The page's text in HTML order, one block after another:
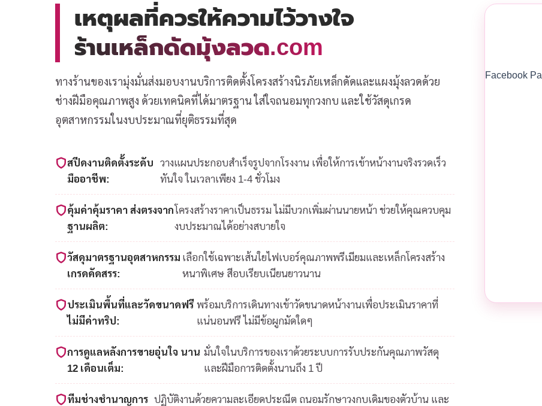
เหตุผลที่ควรให้ความไว้วางใจ
ร้านเหล็กดัดมุ้งลวด.com
ทางร้านของเรามุ่งมั่นส่งมอบงานบริการติดตั้งโครงสร้างนิรภัยเหล็กดัดและแผงมุ้งลวดด้วย
ช่างฝีมือคุณภาพสูง ด้วยเทคนิคที่ได้มาตรฐาน ใส่ใจถนอมทุกวงกบ และใช้วัสดุเกรด
อุตสาหกรรมในงบประมาณที่ยุติธรรมที่สุด
สปีดงานติดตั้งระดับ
มืออาชีพ:
วางแผนประกอบสำเร็จรูปจากโรงงาน เพื่อให้การเข้าหน้างานจริงรวดเร็ว
ทันใจ ในเวลาเพียง 1-4 ชั่วโมง
คุ้มค่าคุ้มราคา ส่งตรงจาก
ฐานผลิต:
โครงสร้างราคาเป็นธรรม ไม่มีบวกเพิ่มผ่านนายหน้า ช่วยให้คุณควบคุม
งบประมาณได้อย่างสบายใจ
วัสดุมาตรฐานอุตสาหกรรม
เกรดคัดสรร:
เลือกใช้เฉพาะเส้นใยไฟเบอร์คุณภาพพรีเมียมและเหล็กโครงสร้าง
หนาพิเศษ สีอบเรียบเนียนยาวนาน
ประเมินพื้นที่และวัดขนาดฟรี
ไม่มีค่าทริป:
พร้อมบริการเดินทางเข้าวัดขนาดหน้างานเพื่อประเมินราคาที่
แน่นอนฟรี ไม่มีข้อผูกมัดใดๆ
การดูแลหลังการขายอุ่นใจ นาน
12 เดือนเต็ม:
มั่นใจในบริการของเราด้วยระบบการรับประกันคุณภาพวัสดุ
และฝีมือการติดตั้งนานถึง 1 ปี
ทีมช่างชำนาญการ ปฏิบัติงานด้วยความละเอียดประณีต ถนอมรักษาวงกบเดิมของตัวบ้าน และ
Facebook